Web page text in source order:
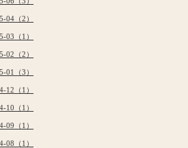
04（2）
03（1）
02（2）
01（3）
12（1）
10（1）
09（1）
08（1）